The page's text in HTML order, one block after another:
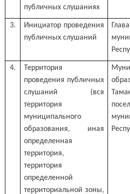
публичных слушаниях
3.
Инициатор проведения
публичных слушаний
4.
Территория
проведения публичных
слушаний (вся
территория
муниципального
образования, иная
определенная
территория,
территория
определенной
территориальной зоны,